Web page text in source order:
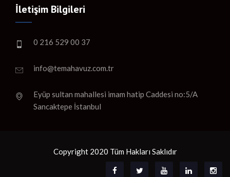
İletişim Bilgileri
0 216 529 00 37
info@temahavuz.com.tr
Eyüp sultan mahallesi imam hatip Caddesi no:5/A
Sancaktepe İstanbul
Copyright 2020 Tüm Hakları Saklıdır